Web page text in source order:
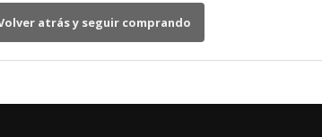
atrás y seguir comprando